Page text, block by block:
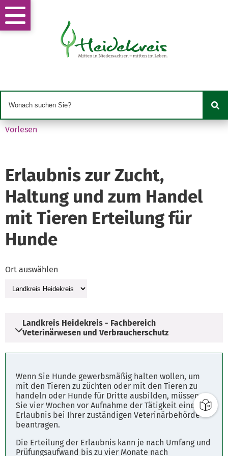
Vorlesen
Erlaubnis zur Zucht,
Haltung und zum Handel
mit Tieren Erteilung für
Hunde
Wenn Sie Hunde gewerbsmäßig halten wollen, um
mit den Tieren zu züchten oder mit den Tieren zu
handeln oder Hunde für Dritte ausbilden, müssen
Sie vier Wochen vor Aufnahme der Tätigkeit eine
Erlaubnis bei Ihrer zuständigen Veterinärbehörde
beantragen.
Die Erteilung der Erlaubnis kann je nach Umfang und
Prüfungsaufwand bis zu vier Monate nach
Ort auswählen
Landkreis Heidekreis - Fachbereich
Veterinärwesen und Verbraucherschutz
Quintusstraße 1
29683 Bad Fallingbostel
Öffnungszeiten
Montag - Freitag: 8.00 - 12.00 Uhr